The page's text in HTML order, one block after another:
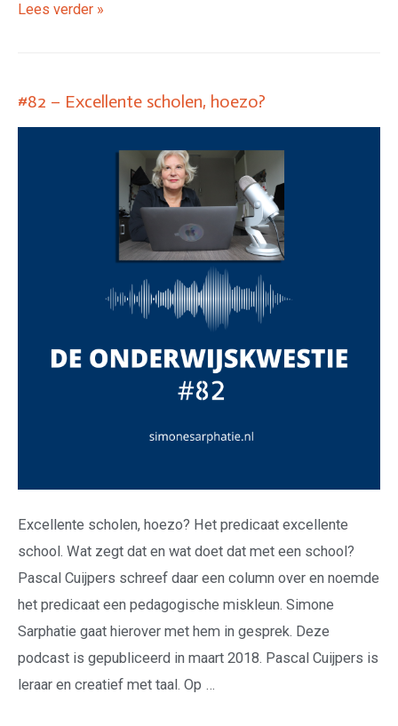
Lees verder »
#82 – Excellente scholen, hoezo?
Excellente scholen, hoezo? Het predicaat excellente
school. Wat zegt dat en wat doet dat met een school?
Pascal Cuijpers schreef daar een column over en noemde
het predicaat een pedagogische miskleun. Simone
Sarphatie gaat hierover met hem in gesprek. Deze
podcast is gepubliceerd in maart 2018. Pascal Cuijpers is
leraar en creatief met taal. Op …